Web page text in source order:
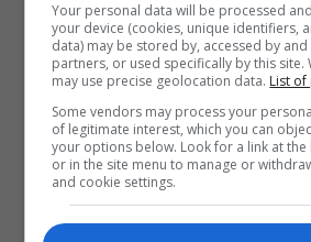
Your personal data will be processed
your device (cookies, unique identifiers,
data) may be stored by, accessed by
partners, or used specifically by this
may use precise geolocation data. List of
Some vendors may process your
of legitimate interest, which you can
your options below. Look for a link at
or in the site menu to manage or
and cookie settings.